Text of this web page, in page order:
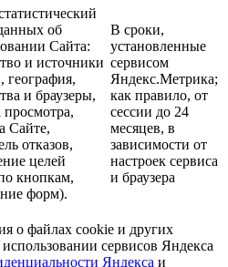
об
Сайта:
и источники
география,
и браузеры,
просмотра,
Сайте,
отказов,
целей
кнопкам,
форм).
В сроки,
установленные
сервисом
Яндекс.Метрика;
как правило, от
сессии до 24
месяцев, в
зависимости от
настроек сервиса
и браузера
о файлах cookie и других
сервисов Яндекса
Яндекса и